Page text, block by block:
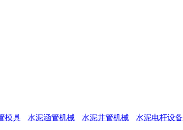
模具 水泥涵管机械 水泥井管机械 水泥电杆设备